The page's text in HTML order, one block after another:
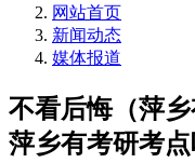
网站首页
新闻动态
媒体报道
不看后悔（萍乡
萍乡有考研考